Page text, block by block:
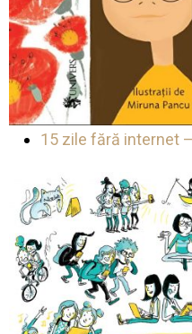
15 zile fără internet